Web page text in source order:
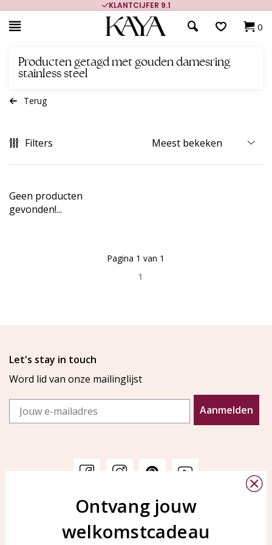
KLANTCIJFER 9.1
0
Producten getagd met gouden damesring
stainless steel
Terug
Filters
Geen producten
gevonden!...
1
Pagina 1 van 1
Let's stay in touch
Word lid van onze mailinglijst
Email
Aanmelden
Veelgestelde vragen
KAYA Sieraden
Bellen of WhatsApp Ma-Vr
tussen 09:00-17:00
Ontvang jouw
welkomstcadeau